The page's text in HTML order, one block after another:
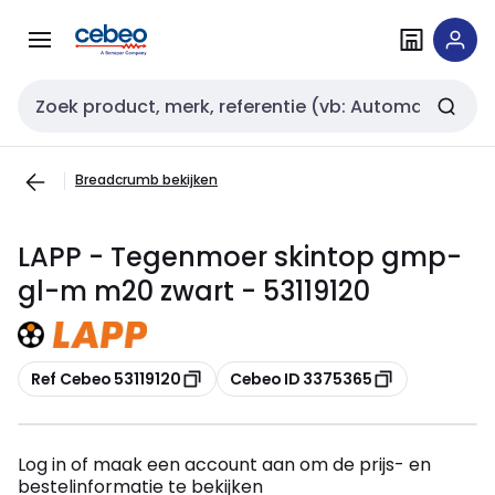
naar
naar
Zoekveld invoer
Breadcrumb bekijken
LAPP - Tegenmoer skintop gmp-
gl-m m20 zwart - 53119120
Kopiëren
Ref Cebeo 53119120 Kopiëren
Cebeo ID 3375365
Log in of maak een account aan om de prijs- en
bestelinformatie te bekijken